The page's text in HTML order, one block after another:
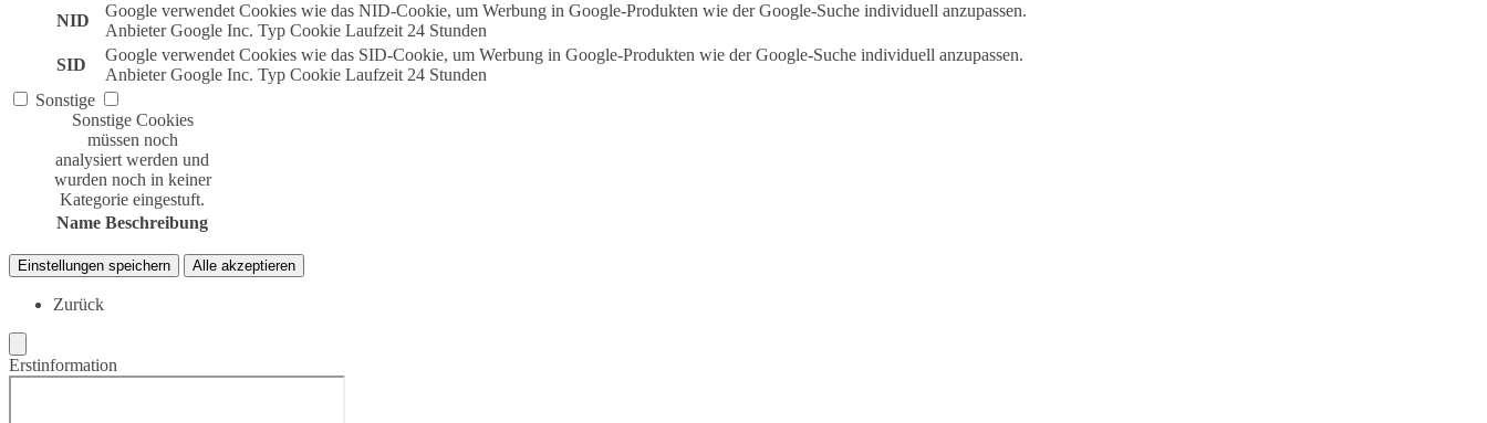
NID
Google verwendet Cookies wie das NID-Cookie, um Werbung in Google-Produkten wie der Google-Suche individuell anzupassen.
Anbieter Google Inc. Typ Cookie Laufzeit 24 Stunden
SID
Google verwendet Cookies wie das SID-Cookie, um Werbung in Google-Produkten wie der Google-Suche individuell anzupassen.
Anbieter Google Inc. Typ Cookie Laufzeit 24 Stunden
Sonstige
Sonstige Cookies
müssen noch
analysiert werden und
wurden noch in keiner
Kategorie eingestuft.
Name Beschreibung
Einstellungen speichern Alle akzeptieren
Zurück
Erstinformation